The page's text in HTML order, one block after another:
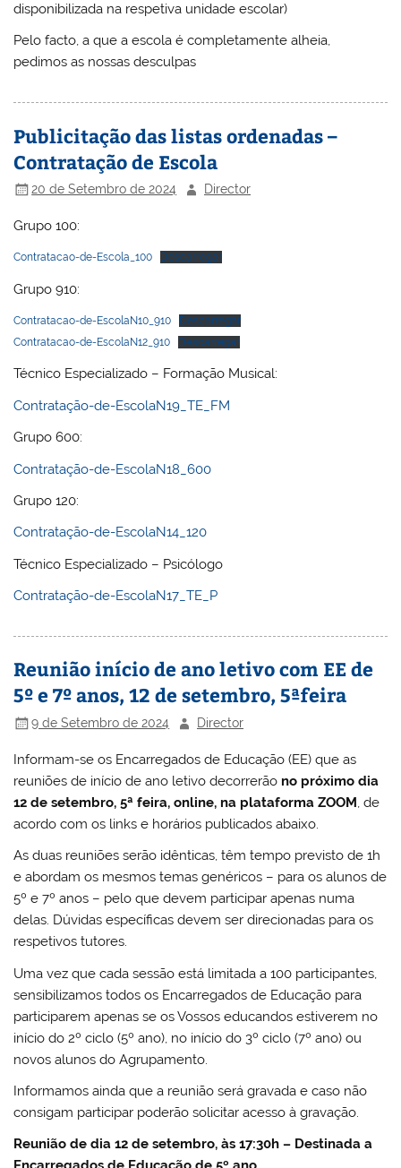
disponibilizada na respetiva unidade escolar)
Pelo facto, a que a escola é completamente alheia,
pedimos as nossas desculpas
Publicitação das listas ordenadas –
Contratação de Escola
20 de Setembro de 2024 Director
Grupo 100:
Contratacao-de-Escola_100 Descarregar
Grupo 910:
Contratacao-de-EscolaN10_910
Descarregar
Contratacao-de-EscolaN12_910
Descarregar
Técnico Especializado – Formação Musical:
Contratação-de-EscolaN19_TE_FM
Grupo 600:
Contratação-de-EscolaN18_600
Grupo 120:
Contratação-de-EscolaN14_120
Técnico Especializado – Psicólogo
Contratação-de-EscolaN17_TE_P
Reunião início de ano letivo com EE de
5º e 7º anos, 12 de setembro, 5ªfeira
9 de Setembro de 2024 Director
Informam-se os Encarregados de Educação (EE) que as
reuniões de início de ano letivo decorrerão no próximo dia
12 de setembro, 5ª feira, online, na plataforma ZOOM, de
acordo com os links e horários publicados abaixo.
As duas reuniões serão idênticas, têm tempo previsto de 1h
e abordam os mesmos temas genéricos – para os alunos de
5º e 7º anos – pelo que devem participar apenas numa
delas. Dúvidas específicas devem ser direcionadas para os
respetivos tutores.
Uma vez que cada sessão está limitada a 100 participantes,
sensibilizamos todos os Encarregados de Educação para
participarem apenas se os Vossos educandos estiverem no
início do 2º ciclo (5º ano), no início do 3º ciclo (7º ano) ou
novos alunos do Agrupamento.
Informamos ainda que a reunião será gravada e caso não
consigam participar poderão solicitar acesso à gravação.
Reunião de dia 12 de setembro, às 17:30h – Destinada a